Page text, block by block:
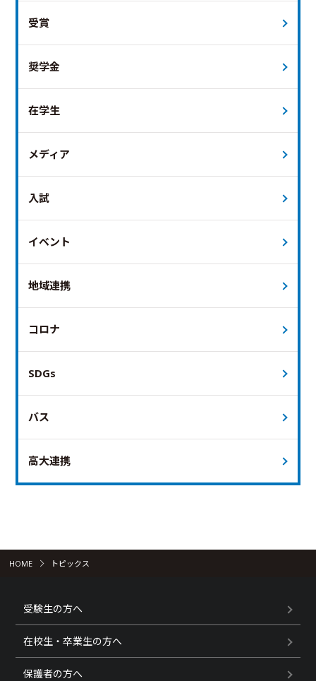
受賞
奨学金
在学生
メディア
入試
イベント
地域連携
コロナ
SDGs
バス
高大連携
HOME トピックス
受験生の方へ
在校生・卒業生の方へ
保護者の方へ